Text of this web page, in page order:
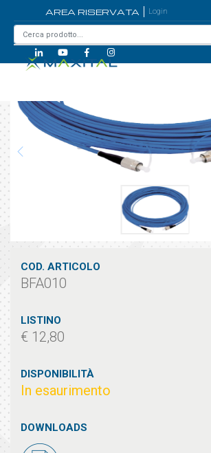
AREA RISERVATA Login
Home / BFA010
COD. ARTICOLO
BFA010
LISTINO
€ 12,80
DISPONIBILITÀ
In esaurimento
DOWNLOADS